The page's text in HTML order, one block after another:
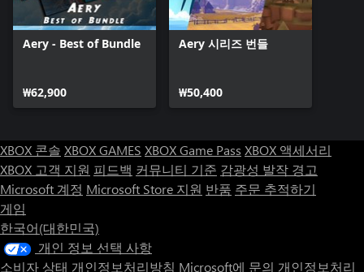
Aery - Best of Bundle
₩62,900
Aery 시리즈 번들
₩50,400
XBOX 콘솔 XBOX GAMES XBOX Game Pass XBOX 액세서리
XBOX 고객 지원 피드백 커뮤니티 기준 감광성 발작 경고
Microsoft 계정 Microsoft Store 지원 반품 주문 추적하기
게임
한국어(대한민국)
개인 정보 선택 사항
소비자 상태 개인정보처리방침 Microsoft에 문의 개인정보처리